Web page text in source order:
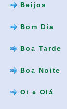
Beijos
Bom Dia
Boa Tarde
Boa Noite
Oi e Olá